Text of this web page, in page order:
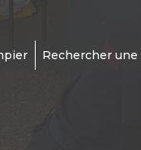
Rechercher